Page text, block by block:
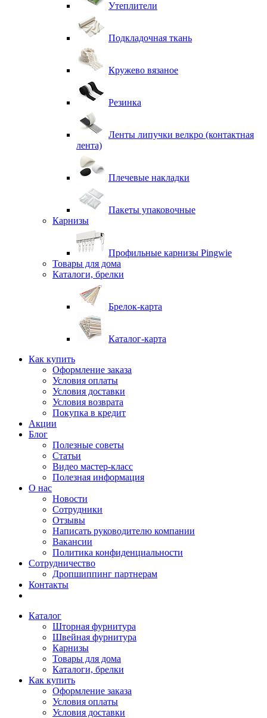
Утеплители
Подкладочная ткань
Кружево вязаное
Резинка
Ленты липучки велкро (контактная
лента)
Плечевые накладки
Пакеты упаковочные
Карнизы
Профильные карнизы Pingwie
Товары для дома
Каталоги, брелки
Брелок-карта
Каталог-карта
Как купить
Оформление заказа
Условия оплаты
Условия доставки
Условия возврата
Покупка в кредит
Акции
Блог
Полезные советы
Статьи
Видео мастер-класс
Полезная информация
О нас
Новости
Сотрудники
Отзывы
Написать руководителю компании
Вакансии
Политика конфиденциальности
Сотрудничество
Дропшиппинг партнерам
Контакты
Каталог
Шторная фурнитура
Швейная фурнитура
Карнизы
Товары для дома
Каталоги, брелки
Как купить
Оформление заказа
Условия оплаты
Условия доставки